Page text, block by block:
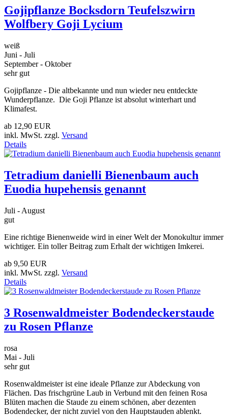
Gojipflanze Bocksdorn Teufelszwirn
Wolfbery Goji Lycium
weiß
Juni - Juli
September - Oktober
sehr gut
Gojipflanze - Die altbekannte und nun wieder neu entdeckte
Wunderpflanze. Die Goji Pflanze ist absolut winterhart und
Klimafest.
ab 12,90 EUR
inkl. MwSt. zzgl. Versand
Details
Tetradium danielli Bienenbaum auch
Euodia hupehensis genannt
Juli - August
gut
Eine richtige Bienenweide wird in einer Welt der Monokultur immer
wichtiger. Ein toller Beitrag zum Erhalt der wichtigen Imkerei.
ab 9,50 EUR
inkl. MwSt. zzgl. Versand
Details
3 Rosenwaldmeister Bodendeckerstaude
zu Rosen Pflanze
rosa
Mai - Juli
sehr gut
Rosenwaldmeister ist eine ideale Pflanze zur Abdeckung von
Flächen. Das frischgrüne Laub in Verbund mit den feinen Rosa
Blüten machen die Staude zu einem schönen, aber dezenten
Bodendecker, der nicht zuviel von den Hauptstauden ablenkt.